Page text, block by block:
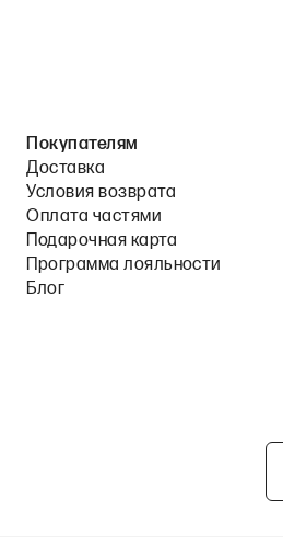
Покупателям
Доставка
Условия возврата
Оплата частями
Подарочная карта
Программа лояльности
Блог